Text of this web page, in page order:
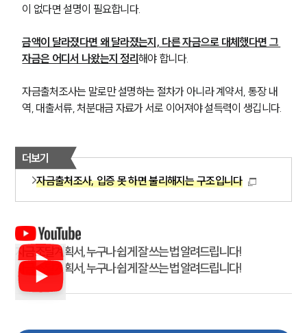
이 없다면 설명이 필요합니다.
금액이 달라졌다면 왜 달라졌는지, 다른 자금으로 대체했다면 그
자금은 어디서 나왔는지 정리해야 합니다.
자금출처조사는 말로만 설명하는 절차가 아니라 계약서, 통장 내
역, 대출서류, 처분대금 자료가 서로 이어져야 설득력이 생깁니다.
더보기
자금출처조사, 입증 못 하면 불리해지는 구조입니다
자금조달계획서, 누구나 쉽게 잘 쓰는 법 알려드립니다!
자금조달계획서, 누구나 쉽게 잘 쓰는 법 알려드립니다!